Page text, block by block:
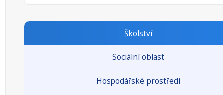
Školství
Sociální oblast
Hospodářské prostředí